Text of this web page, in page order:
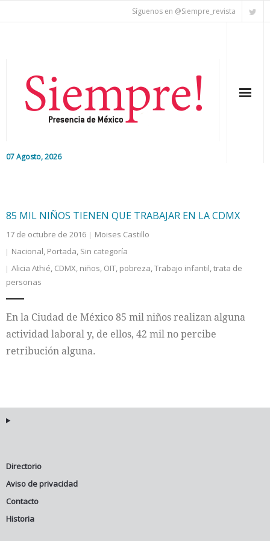
Síguenos en @Siempre_revista
07 Agosto, 2026
Editorial
Nacional
Colaboradores
85 MIL NIÑOS TIENEN QUE TRABAJAR EN LA CDMX
17 de octubre de 2016
Moises Castillo
Nacional, Portada, Sin categoría
Alicia Athié, CDMX, niños, OIT, pobreza,Trabajo infantil,trata de
personas
En la Ciudad de México 85 mil niños realizan alguna
actividad laboral y, de ellos, 42 mil no percibe
retribución alguna.
Directorio
Aviso de privacidad
Contacto
Historia